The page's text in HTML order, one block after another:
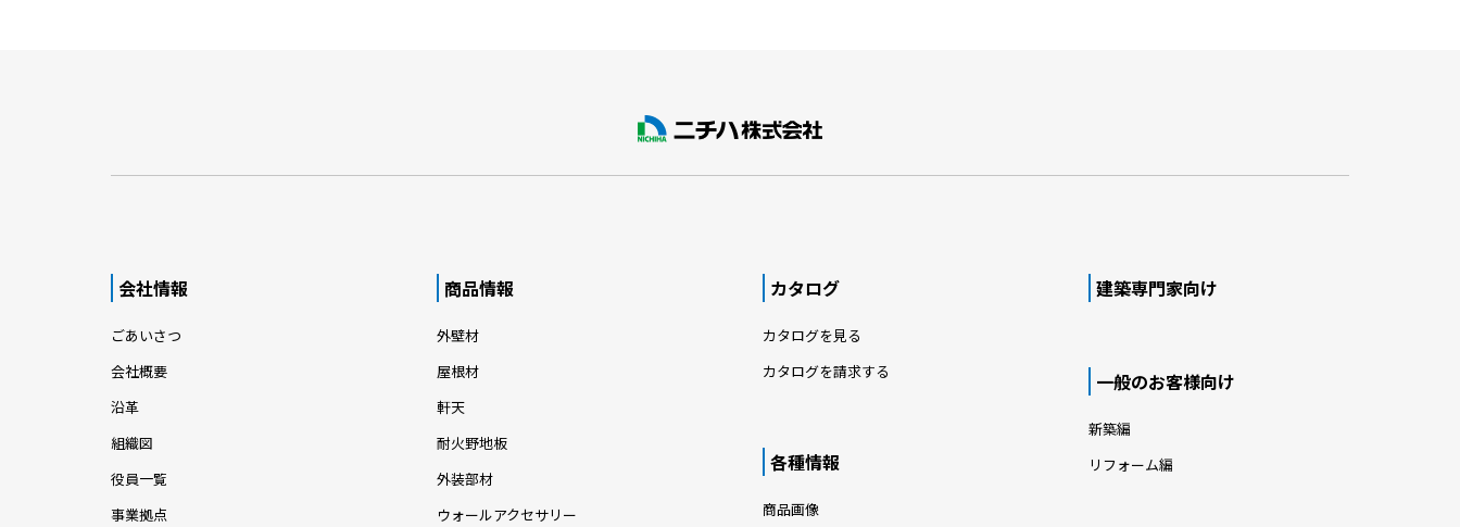
会社情報
ごあいさつ
会社概要
沿革
組織図
役員一覧
事業拠点
商品情報
外壁材
屋根材
軒天
耐火野地板
外装部材
ウォールアクセサリー
カタログ
カタログを見る
カタログを請求する
各種情報
商品画像
建築専門家向け
一般のお客様向け
新築編
リフォーム編